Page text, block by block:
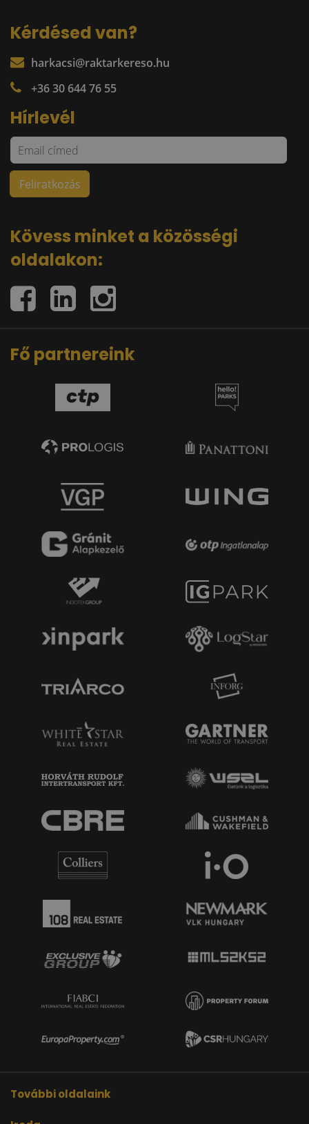
Kérdésed van?
harkacsi@raktarkereso.hu
+36 30 644 76 55
Hírlevél
Kövess minket a közösségi
oldalakon:
Fő partnereink
További oldalaink